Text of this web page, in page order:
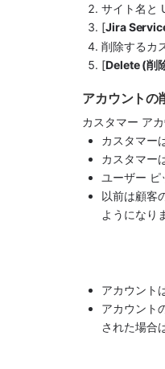
サイト名と
[Jira
削除するカ
[Delete (削
アカウントの
カスタマー ア
カスタマー
カスタマー
ユーザー ピ
以前は顧客
ようになり
アカウント
アカウント
された場合